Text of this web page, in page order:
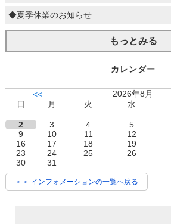
◆夏季休業のお知らせ
もっとみる
カレンダー
<<
2026年8月
日
月 火 水
2
3 4 5
9
10 11 12
16
17 18 19
23
24 25 26
30
31
＜＜ インフォメーションの一覧へ戻る